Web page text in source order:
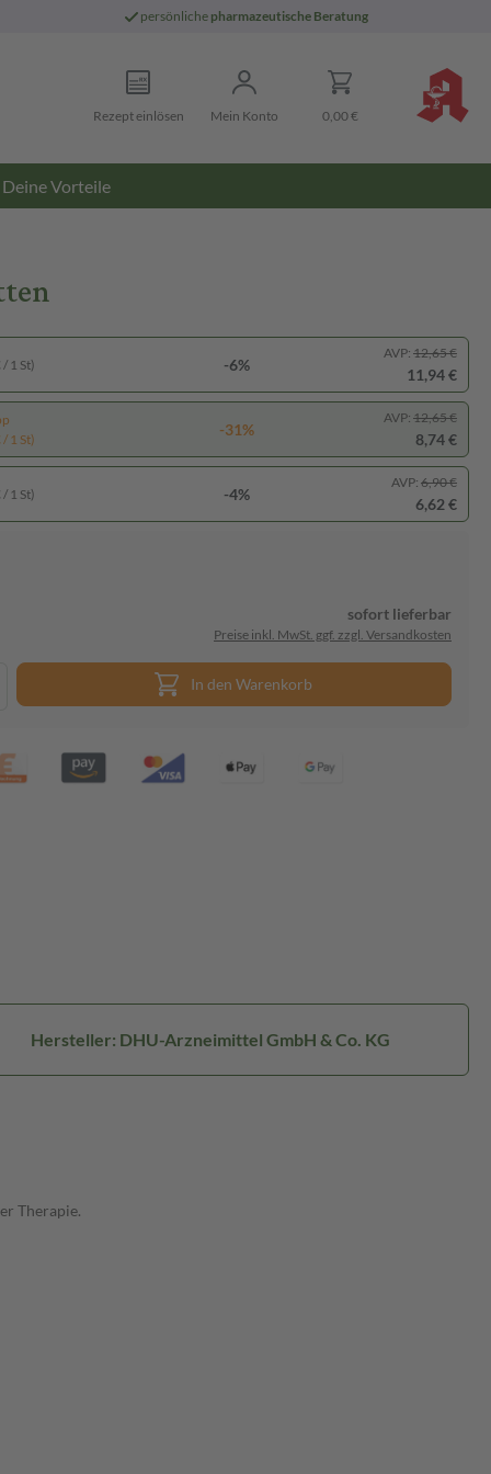
persönliche pharmazeutische Beratung
Rezept einlösen Mein Konto 0,00 €
Deine Vorteile
1 St) -6%
AVP: 12,65 €
11,94 €
1 St)
-31%
AVP: 12,65 €
8,74 €
1 St) -4%
AVP: 6,90 €
6,62 €
sofort lieferbar
Preise inkl. MwSt. ggf. zzgl. Versandkosten
In den Warenkorb
Hersteller: DHU-Arzneimittel GmbH & Co. KG
Therapie.